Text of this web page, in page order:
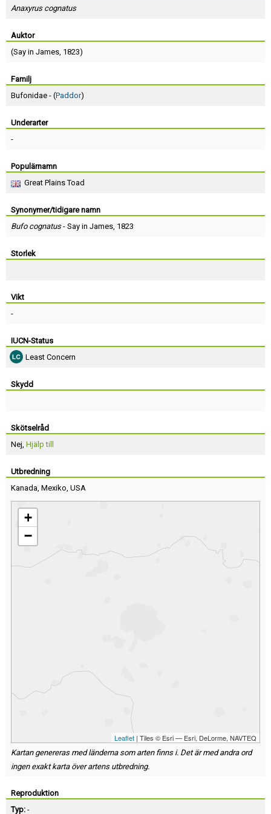
Anaxyrus cognatus
Auktor
(Say in James, 1823)
Familj
Bufonidae - (Paddor)
Underarter
-
Populärnamn
Great Plains Toad
Synonymer/tidigare namn
Bufo cognatus- Say in James, 1823
Storlek
Vikt
-
IUCN-Status
Least Concern
Skydd
Skötselråd
Nej, Hjälp till
Utbredning
Kanada, Mexiko, USA
+
−
Leaflet | Tiles © Esri — Esri, DeLorme, NAVTEQ
Kartan genereras med länderna som arten finns i. Det är med andra ord
ingen exakt karta över artens utbredning.
Reproduktion
Typ: -